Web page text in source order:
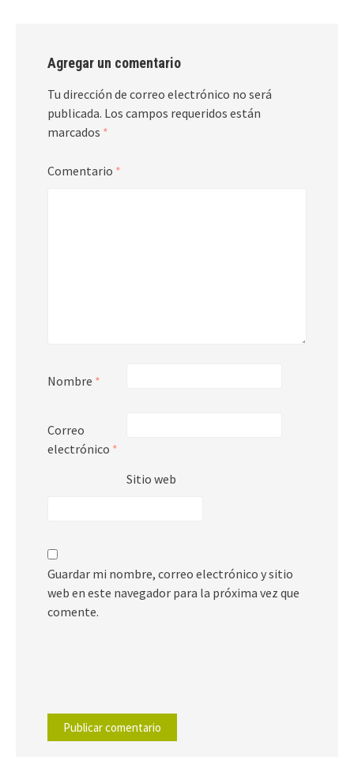
Agregar un comentario
Tu dirección de correo electrónico no será
publicada. Los campos requeridos están
marcados *
Comentario *
Nombre *
Correo
electrónico *
Sitio web
Guardar mi nombre, correo electrónico y sitio
web en este navegador para la próxima vez que
comente.